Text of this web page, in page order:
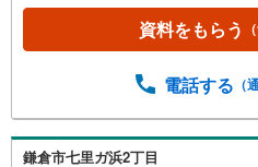
地のご案内について・平
能 ※定休日を除く・経
の場所まで送迎します。
たいという方も大歓迎で
資料をもらう
電話する （
鎌倉市七里ガ浜2丁目